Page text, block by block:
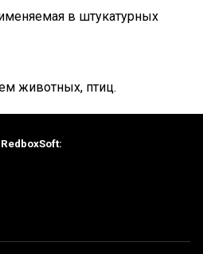
в штукатурных
животных, птиц.